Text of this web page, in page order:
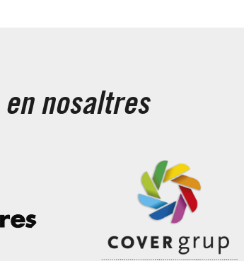
en nosaltres